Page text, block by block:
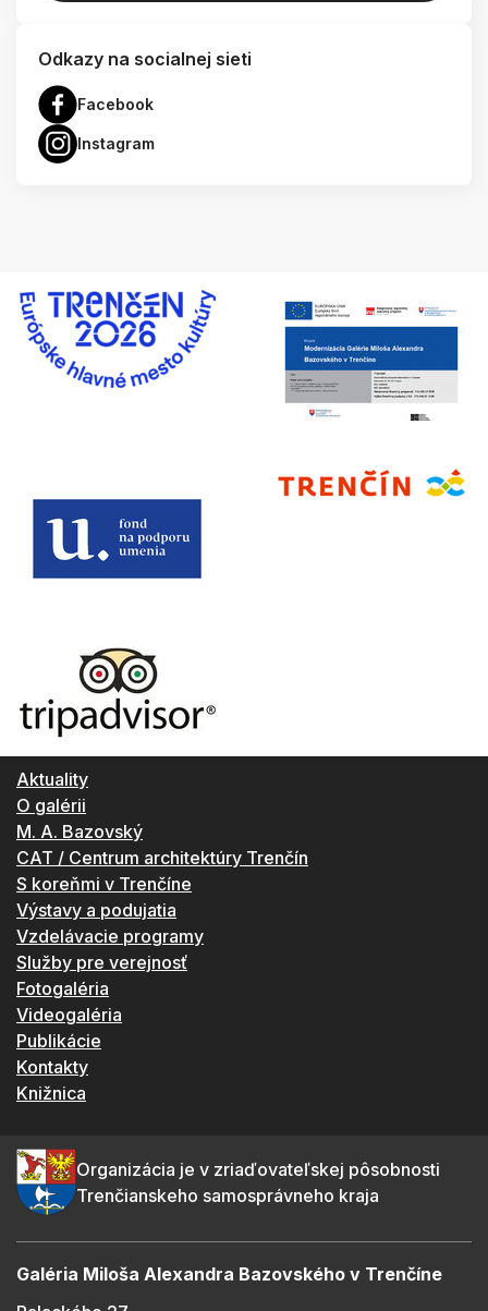
Odkazy na socialnej sieti
Facebook
Instagram
Aktuality
O galérii
M. A. Bazovský
CAT / Centrum architektúry Trenčín
S koreňmi v Trenčíne
Výstavy a podujatia
Vzdelávacie programy
Služby pre verejnosť
Fotogaléria
Videogaléria
Publikácie
Kontakty
Knižnica
Organizácia je v zriaďovateľskej pôsobnosti
Trenčianskeho samosprávneho kraja
Galéria Miloša Alexandra Bazovského v Trenčíne